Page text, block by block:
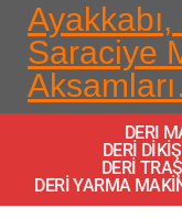
Saraciye
DERI
DERİ
DERİ
DERİ YARMA